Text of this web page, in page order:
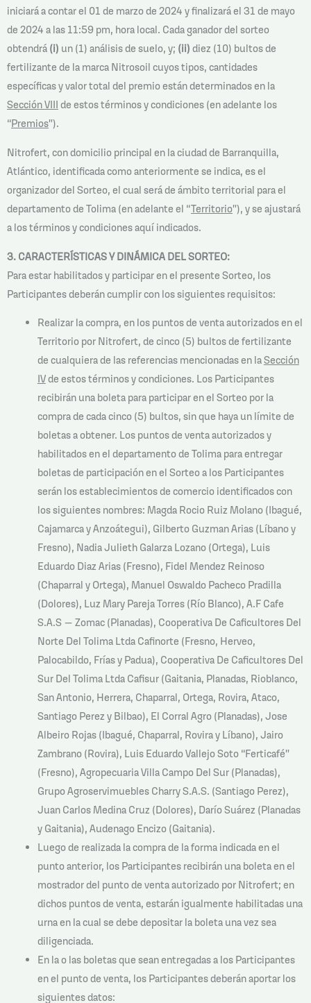
iniciará a contar el 01 de marzo de 2024 y finalizará el 31 de mayo
de 2024 a las 11:59 pm, hora local. Cada ganador del sorteo
obtendrá (i) un (1) análisis de suelo, y; (ii) diez (10) bultos de
fertilizante de la marca Nitrosoil cuyos tipos, cantidades
específicas y valor total del premio están determinados en la
Sección VIII de estos términos y condiciones (en adelante los
“Premios”).
Nitrofert, con domicilio principal en la ciudad de Barranquilla,
Atlántico, identificada como anteriormente se indica, es el
organizador del Sorteo, el cual será de ámbito territorial para el
departamento de Tolima (en adelante el “Territorio”), y se ajustará
a los términos y condiciones aquí indicados.
3. CARACTERÍSTICAS Y DINÁMICA DEL SORTEO:
Para estar habilitados y participar en el presente Sorteo, los
Participantes deberán cumplir con los siguientes requisitos:
Realizar la compra, en los puntos de venta autorizados en el
Territorio por Nitrofert, de cinco (5) bultos de fertilizante
de cualquiera de las referencias mencionadas en laSección
IVde estos términos y condiciones. Los Participantes
recibirán una boleta para participar en el Sorteo por la
compra de cada cinco (5) bultos, sin que haya un límite de
boletas a obtener. Los puntos de venta autorizados y
habilitados en el departamento de Tolima para entregar
boletas de participación en el Sorteo a los Participantes
serán los establecimientos de comercio identificados con
los siguientes nombres: Magda Rocio Ruiz Molano (Ibagué,
Cajamarca y Anzoátegui), Gilberto Guzman Arias (Líbano y
Fresno), Nadia Julieth Galarza Lozano (Ortega), Luis
Eduardo Diaz Arias (Fresno), Fidel Mendez Reinoso
(Chaparral y Ortega), Manuel Oswaldo Pacheco Pradilla
(Dolores), Luz Mary Pareja Torres (Río Blanco), A.F Cafe
S.A.S – Zomac (Planadas), Cooperativa De Caficultores Del
Norte Del Tolima Ltda Cafinorte (Fresno, Herveo,
Palocabildo, Frías y Padua), Cooperativa De Caficultores Del
Sur Del Tolima Ltda Cafisur (Gaitania, Planadas, Rioblanco,
San Antonio, Herrera, Chaparral, Ortega, Rovira, Ataco,
Santiago Perez y Bilbao), El Corral Agro (Planadas), Jose
Albeiro Rojas (Ibagué, Chaparral, Rovira y Líbano), Jairo
Zambrano (Rovira), Luis Eduardo Vallejo Soto “Ferticafé”
(Fresno), Agropecuaria Villa Campo Del Sur (Planadas),
Grupo Agroservimuebles Charry S.A.S. (Santiago Perez),
Juan Carlos Medina Cruz (Dolores), Darío Suárez (Planadas
y Gaitania), Audenago Encizo (Gaitania).
Luego de realizada la compra de la forma indicada en el
punto anterior, los Participantes recibirán una boleta en el
mostrador del punto de venta autorizado por Nitrofert; en
dichos puntos de venta, estarán igualmente habilitadas una
urna en la cual se debe depositar la boleta una vez sea
diligenciada.
En la o las boletas que sean entregadas a los Participantes
en el punto de venta, los Participantes deberán aportar los
siguientes datos: